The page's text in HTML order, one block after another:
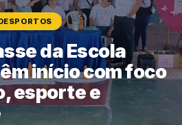
da Escola
início com foco
esporte e